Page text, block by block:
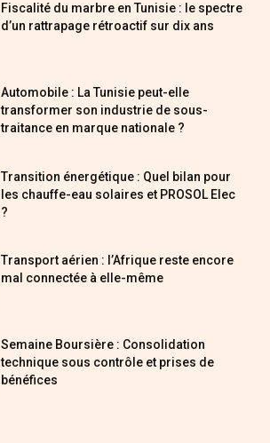
Fiscalité du marbre en Tunisie : le spectre
d’un rattrapage rétroactif sur dix ans
Automobile : La Tunisie peut-elle
transformer son industrie de sous-
traitance en marque nationale ?
Transition énergétique : Quel bilan pour
les chauffe-eau solaires et PROSOL Elec
?
Transport aérien : l’Afrique reste encore
mal connectée à elle-même
Semaine Boursière : Consolidation
technique sous contrôle et prises de
bénéfices